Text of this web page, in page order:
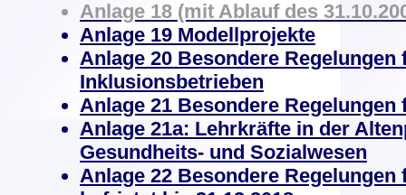
Anlage 18 (mit Ablauf des
Anlage 19 Modellprojekte
Anlage 20 Besondere
Inklusionsbetrieben
Anlage 21 Besondere
Anlage 21a: Lehrkräfte in der
Gesundheits- und Sozialwesen
Anlage 22 Besondere